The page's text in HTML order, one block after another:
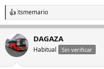
R
e
c
c
i
itsmemario
DAGAZA
Habitual Sin verificar